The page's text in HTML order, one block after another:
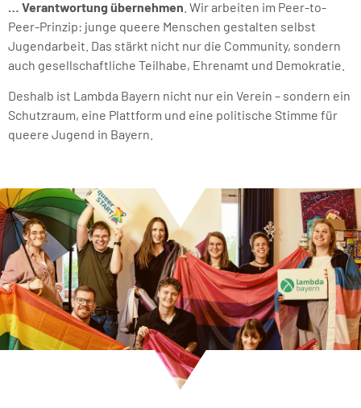
… Verantwortung übernehmen . Wir arbeiten im Peer-to-
Peer-Prinzip: junge queere Menschen gestalten selbst
Jugendarbeit. Das stärkt nicht nur die Community, sondern
auch gesellschaftliche Teilhabe, Ehrenamt und Demokratie.
Deshalb ist Lambda Bayern nicht nur ein Verein – sondern ein
Schutzraum, eine Plattform und eine politische Stimme für
queere Jugend in Bayern.